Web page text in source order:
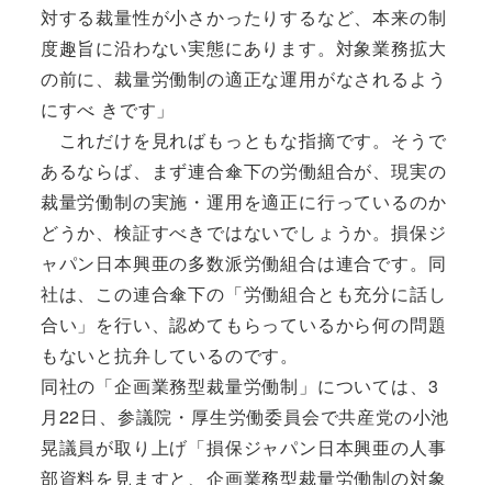
対する裁量性が小さかったりするなど、本来の制
度趣旨に沿わない実態にあります。対象業務拡大
の前に、裁量労働制の適正な運用がなされるよう
にすべ きです」
これだけを見ればもっともな指摘です。そうで
あるならば、まず連合傘下の労働組合が、現実の
裁量労働制の実施・運用を適正に行っているのか
どうか、検証すべきではないでしょうか。損保ジ
ャパン日本興亜の多数派労働組合は連合です。同
社は、この連合傘下の「労働組合とも充分に話し
合い」を行い、認めてもらっているから何の問題
もないと抗弁しているのです。
同社の「企画業務型裁量労働制」については、3
月22日、参議院・厚生労働委員会で共産党の小池
晃議員が取り上げ「損保ジャパン日本興亜の人事
部資料を見ますと、企画業務型裁量労働制の対象